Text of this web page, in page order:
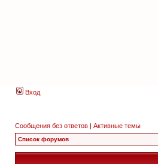
Вход
Сообщения без ответов | Активные темы
Список форумов